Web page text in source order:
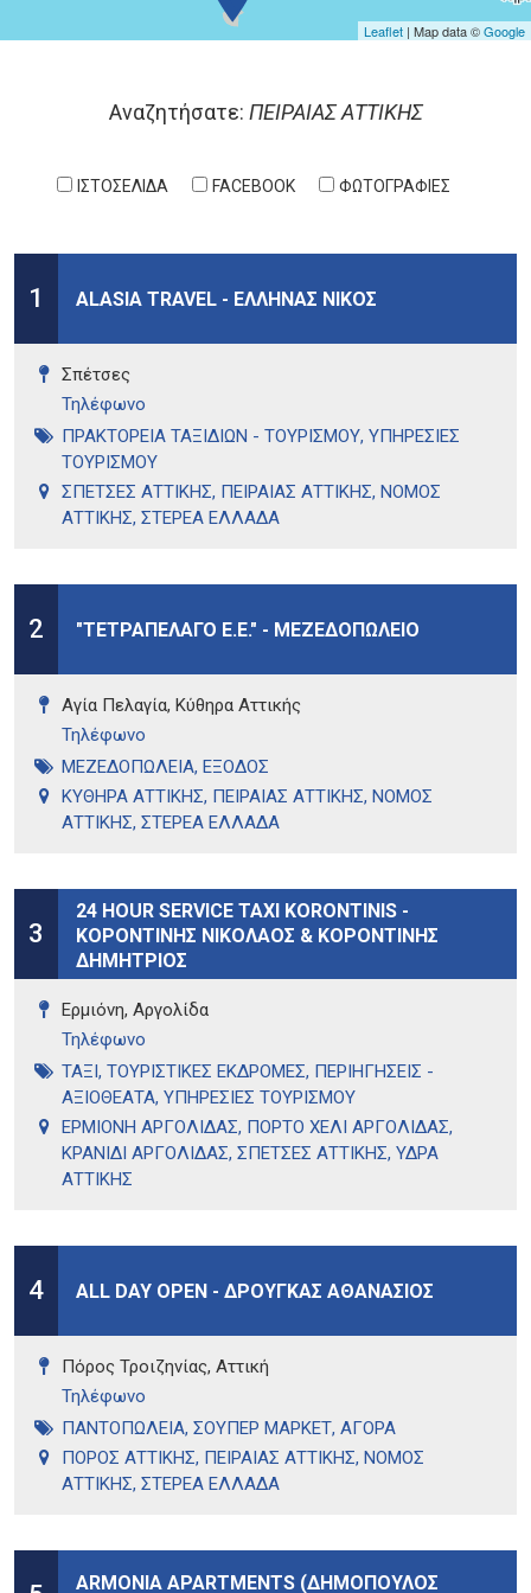
Leaflet | Map data ©Google
Αναζητήσατε: ΠΕΙΡΑΙΑΣ ΑΤΤΙΚΗΣ
ΙΣΤΟΣΕΛΙΔΑ FACEBOOK ΦΩΤΟΓΡΑΦΙΕΣ
1 ALASIA TRAVEL - ΕΛΛΗΝΑΣ ΝΙΚΟΣ
Σπέτσες
Τηλέφωνo
ΠΡΑΚΤΟΡΕΙΑ ΤΑΞΙΔΙΩΝ - ΤΟΥΡΙΣΜΟΥ, ΥΠΗΡΕΣΙΕΣ
ΤΟΥΡΙΣΜΟΥ
ΣΠΕΤΣΕΣ ΑΤΤΙΚΗΣ, ΠΕΙΡΑΙΑΣ ΑΤΤΙΚΗΣ, ΝΟΜΟΣ
ΑΤΤΙΚΗΣ, ΣΤΕΡΕΑ ΕΛΛΑΔΑ
2 "ΤΕΤΡΑΠΕΛΑΓΟ Ε.Ε." - ΜΕΖΕΔΟΠΩΛΕΙΟ
Αγία Πελαγία, Κύθηρα Αττικής
Τηλέφωνo
ΜΕΖΕΔΟΠΩΛΕΙΑ, ΕΞΟΔΟΣ
ΚΥΘΗΡΑ ΑΤΤΙΚΗΣ, ΠΕΙΡΑΙΑΣ ΑΤΤΙΚΗΣ, ΝΟΜΟΣ
ΑΤΤΙΚΗΣ, ΣΤΕΡΕΑ ΕΛΛΑΔΑ
3
24 HOUR SERVICE TAXI KORONTINIS -
ΚΟΡΟΝΤΙΝΗΣ ΝΙΚΟΛΑΟΣ & ΚΟΡΟΝΤΙΝΗΣ
ΔΗΜΗΤΡΙΟΣ
Ερμιόνη, Αργολίδα
Τηλέφωνo
ΤΑΞΙ , ΤΟΥΡΙΣΤΙΚΕΣ ΕΚΔΡΟΜΕΣ, ΠΕΡΙΗΓΗΣΕΙΣ -
ΑΞΙΟΘΕΑΤΑ, ΥΠΗΡΕΣΙΕΣ ΤΟΥΡΙΣΜΟΥ
ΕΡΜΙΟΝΗ ΑΡΓΟΛΙΔΑΣ, ΠΟΡΤΟ ΧΕΛΙ ΑΡΓΟΛΙΔΑΣ,
ΚΡΑΝΙΔΙ ΑΡΓΟΛΙΔΑΣ, ΣΠΕΤΣΕΣ ΑΤΤΙΚΗΣ, ΥΔΡΑ
ΑΤΤΙΚΗΣ
4 ALL DAY OPEN - ΔΡΟΥΓΚΑΣ ΑΘΑΝΑΣΙΟΣ
Πόρος Τροιζηνίας, Αττική
Τηλέφωνo
ΠΑΝΤΟΠΩΛΕΙΑ, ΣΟΥΠΕΡ ΜΑΡΚΕΤ, ΑΓΟΡΑ
ΠΟΡΟΣ ΑΤΤΙΚΗΣ, ΠΕΙΡΑΙΑΣ ΑΤΤΙΚΗΣ, ΝΟΜΟΣ
ΑΤΤΙΚΗΣ, ΣΤΕΡΕΑ ΕΛΛΑΔΑ
ARMONIA APARTMENTS (ΔΗΜΟΠΟΥΛΟΣ